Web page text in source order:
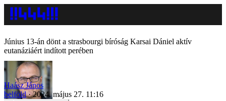
Június 13-án dönt a strasbourgi bíróság Karsai Dániel aktív
eutanáziáért indított perében
Haász János
belföld
2024. május 27. 11:16